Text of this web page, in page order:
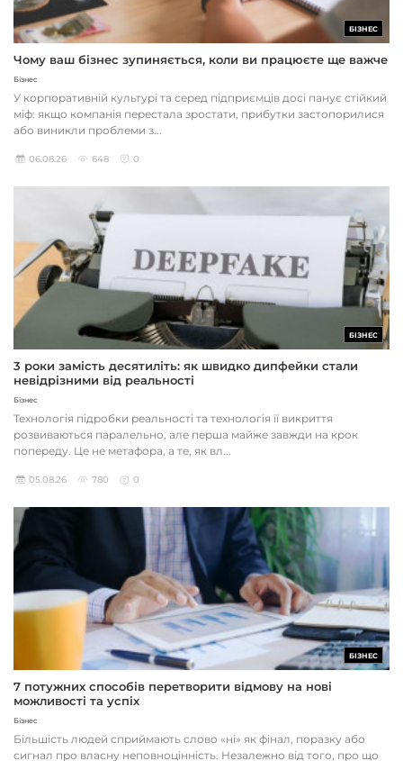
БІЗНЕС
Чому ваш бізнес зупиняється, коли ви працюєте ще важче
Бізнес
У корпоративній культурі та серед підприємців досі панує стійкий
міф: якщо компанія перестала зростати, прибутки застопорилися
або виникли проблеми з...
06.08.26 648 0
БІЗНЕС
3 роки замість десятиліть: як швидко дипфейки стали
невідрізними від реальності
Бізнес
Технологія підробки реальності та технологія її викриття
розвиваються паралельно, але перша майже завжди на крок
попереду. Це не метафора, а те, як вл...
05.08.26 780 0
БІЗНЕС
7 потужних способів перетворити відмову на нові
можливості та успіх
Бізнес
Більшість людей сприймають слово «ні» як фінал, поразку або
сигнал про власну неповноцінність. Незалежно від того, про що